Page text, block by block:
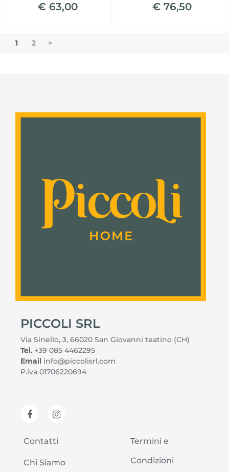
€ 63,00 € 76,50
1 2 >
PICCOLI SRL
Via Sinello, 3, 66020 San Giovanni teatino (CH)
Tel. +39 085 4462295
Email info@piccolisrl.com
P.iva 01706220694
Contatti
Chi Siamo
Termini e
Condizioni